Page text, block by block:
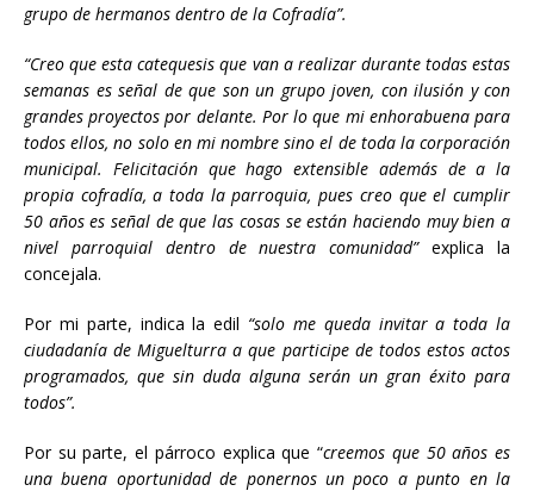
grupo de hermanos dentro de la Cofradía”.
“Creo que esta catequesis que van a realizar durante todas estas
semanas es señal de que son un grupo joven, con ilusión y con
grandes proyectos por delante. Por lo que mi enhorabuena para
todos ellos, no solo en mi nombre sino el de toda la corporación
municipal. Felicitación que hago extensible además de a la
propia cofradía, a toda la parroquia, pues creo que el cumplir
50 años es señal de que las cosas se están haciendo muy bien a
nivel parroquial dentro de nuestra comunidad”explica la
concejala.
Por mi parte, indica la edil “solo me queda invitar a toda la
ciudadanía de Miguelturra a que participe de todos estos actos
programados, que sin duda alguna serán un gran éxito para
todos”.
Por su parte, el párroco explica que “creemos que 50 años es
una buena oportunidad de ponernos un poco a punto en la